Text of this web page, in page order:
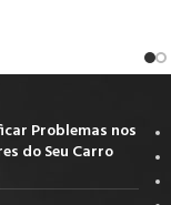
Problemas nos
do Seu Carro